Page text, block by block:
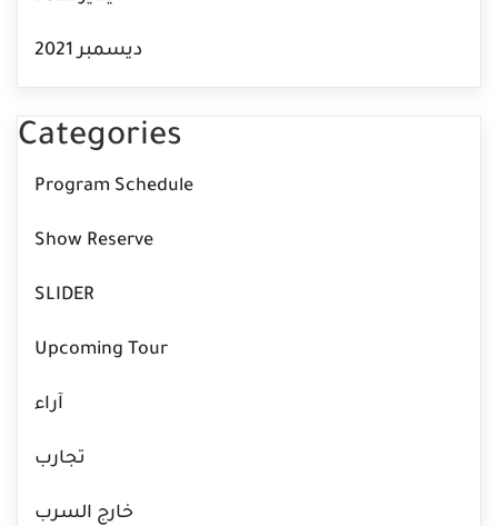
ديسمبر 2021
Categories
Program Schedule
Show Reserve
SLIDER
Upcoming Tour
آراء
تجارب
خارج السرب